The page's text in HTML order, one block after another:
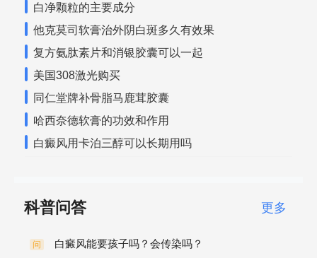
白净颗粒的主要成分
他克莫司软膏治外阴白斑多久有效果
复方氨肽素片和消银胶囊可以一起
美国308激光购买
同仁堂牌补骨脂马鹿茸胶囊
哈西奈德软膏的功效和作用
白癜风用卡泊三醇可以长期用吗
科普问答 更多
问 白癜风能要孩子吗？会传染吗？